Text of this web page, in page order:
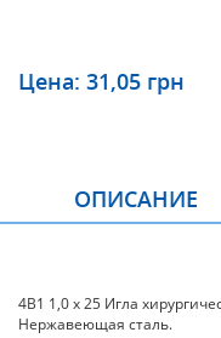
Цена: 31,05 грн
ОПИСАНИЕ
4В1 1,0 х 25 Игла
Нержавеющая сталь.